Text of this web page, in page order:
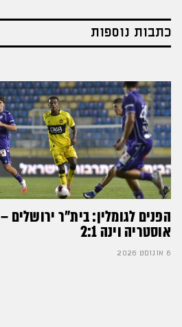
כתבות נוספות
הפנים לגומלין: בית״ר ירושלים –
אוסטריה וינה 2:1
6 אוגוסט 2026